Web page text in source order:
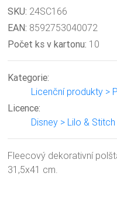
SKU: 24SC166
EAN: 8592753040072
Počet ks v kartonu: 10
Kategorie:
Licenční produkty >
Licence:
Disney > Lilo & Stitch
Fleecový dekorativní
31,5x41 cm.